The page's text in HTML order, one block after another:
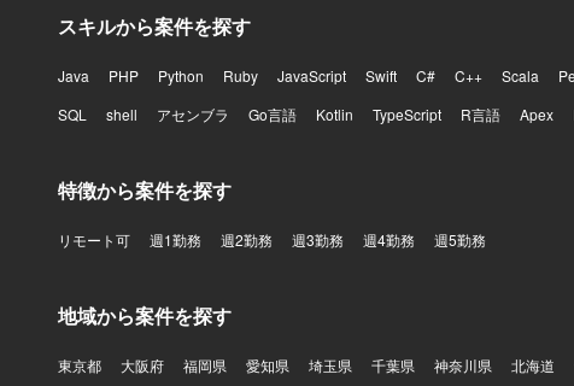
スキルから案件を探す
Java PHP Python Ruby JavaScript Swift C# C++ Scala
SQL
shell アセンブラ Go言語 Kotlin TypeScript R言語 Apex
特徴から案件を探す
リモート可 週1勤務 週2勤務 週3勤務 週4勤務 週5勤務
地域から案件を探す
東京都 大阪府 福岡県 愛知県 埼玉県 千葉県 神奈川県 北海道